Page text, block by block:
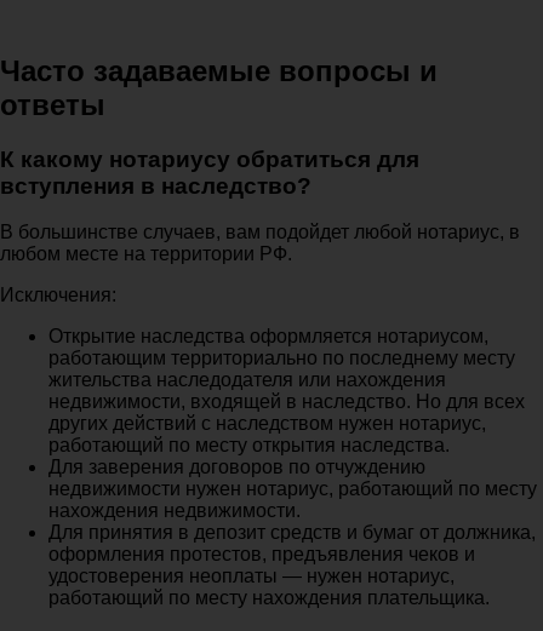
Часто задаваемые вопросы и
ответы
К какому нотариусу обратиться для
вступления в наследство?
В большинстве случаев, вам подойдет любой нотариус, в
любом месте на территории РФ.
Исключения:
Открытие наследства оформляется нотариусом,
работающим территориально по последнему месту
жительства наследодателя или нахождения
недвижимости, входящей в наследство. Но для всех
других действий с наследством нужен нотариус,
работающий по месту открытия наследства.
Для заверения договоров по отчуждению
недвижимости нужен нотариус, работающий по месту
нахождения недвижимости.
Для принятия в депозит средств и бумаг от должника,
оформления протестов, предъявления чеков и
удостоверения неоплаты — нужен нотариус,
работающий по месту нахождения плательщика.